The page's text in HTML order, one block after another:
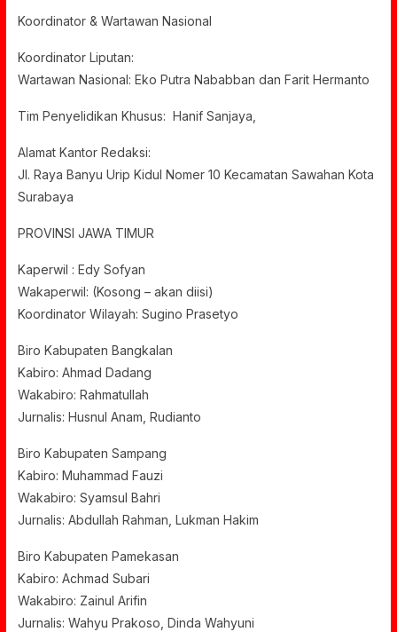
Koordinator & Wartawan Nasional
Koordinator Liputan:
Wartawan Nasional: Eko Putra Nababban dan Farit Hermanto
Tim Penyelidikan Khusus: Hanif Sanjaya,
Alamat Kantor Redaksi:
Jl. Raya Banyu Urip Kidul Nomer 10 Kecamatan Sawahan Kota
Surabaya
PROVINSI JAWA TIMUR
Kaperwil : Edy Sofyan
Wakaperwil: (Kosong – akan diisi)
Koordinator Wilayah: Sugino Prasetyo
Biro Kabupaten Bangkalan
Kabiro: Ahmad Dadang
Wakabiro: Rahmatullah
Jurnalis: Husnul Anam, Rudianto
Biro Kabupaten Sampang
Kabiro: Muhammad Fauzi
Wakabiro: Syamsul Bahri
Jurnalis: Abdullah Rahman, Lukman Hakim
Biro Kabupaten Pamekasan
Kabiro: Achmad Subari
Wakabiro: Zainul Arifin
Jurnalis: Wahyu Prakoso, Dinda Wahyuni